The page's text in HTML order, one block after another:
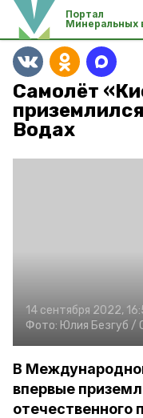
Портал
Минеральных
Самолёт
Водах
14 сентября 2022,
Фото: Юлия Безгуб /
В
впервые
отечественного